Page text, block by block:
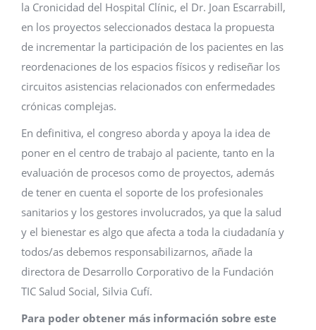
la Cronicidad del Hospital Clínic, el Dr. Joan Escarrabill,
en los proyectos seleccionados destaca la propuesta
de incrementar la participación de los pacientes en las
reordenaciones de los espacios físicos y rediseñar los
circuitos asistencias relacionados con enfermedades
crónicas complejas.
En definitiva, el congreso aborda y apoya la idea de
poner en el centro de trabajo al paciente, tanto en la
evaluación de procesos como de proyectos, además
de tener en cuenta el soporte de los profesionales
sanitarios y los gestores involucrados, ya que la salud
y el bienestar es algo que afecta a toda la ciudadanía y
todos/as debemos responsabilizarnos, añade la
directora de Desarrollo Corporativo de la Fundación
TIC Salud Social, Silvia Cufí.
Para poder obtener más información sobre este